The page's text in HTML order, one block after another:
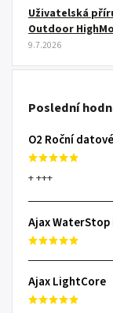
Uživatelská
Outdoor
9.7.2026
Poslední
O2 Roční
+ +++
Ajax WaterStop
Ajax LightCore